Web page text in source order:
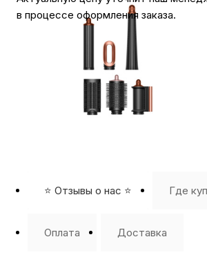
в процессе оформления заказа.
⭐️ Отзывы о нас ⭐️ Где
Оплата Доставка